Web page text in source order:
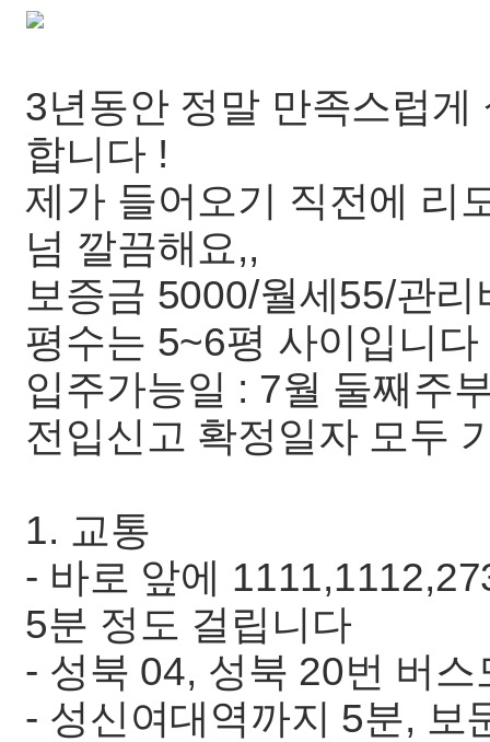
3년동안 정말 만족스럽
합니다 !
제가 들어오기 직전에 리
넘 깔끔해요,,
보증금 5000/월세55/관리
평수는 5~6평 사이입니다
입주가능일 : 7월 둘째주
전입신고 확정일자 모두
1. 교통
- 바로 앞에
5분 정도 걸립니다
- 성북 04, 성북 20번 버스
- 성신여대역까지 5분, 보